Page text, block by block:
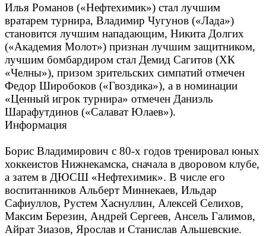
Илья Романов («Нефтехимик») стал лучшим
вратарем турнира, Владимир Чугунов («Лада»)
становится лучшим нападающим, Никита Долгих
(«Академия Молот») признан лучшим защитником,
лучшим бомбардиром стал Демид Сагитов (ХК
«Челны»), призом зрительских симпатий отмечен
Федор Широбоков («Гвоздика»), а в номинации
«Ценный игрок турнира» отмечен Даниэль
Шарафутдинов («Салават Юлаев»).
Информация
Борис Владимирович с 80-х годов тренировал юных
хоккеистов Нижнекамска, сначала в дворовом клубе,
а затем в ДЮСШ «Нефтехимик». В числе его
воспитанников Альберт Миннекаев, Ильдар
Сафиуллов, Рустем Хаснуллин, Алексей Селихов,
Максим Березин, Андрей Сергеев, Ансель Галимов,
Айрат Зиазов, Ярослав и Станислав Альшевские.